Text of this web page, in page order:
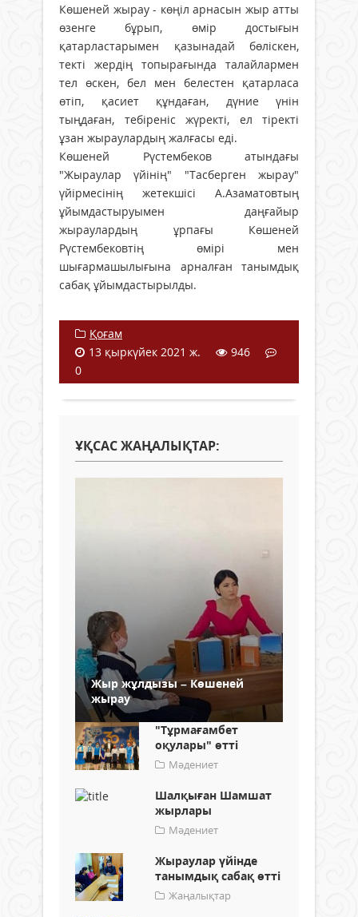
Көшеней жырау - көңіл арнасын жыр атты
өзенге бұрып, өмір достығын
қатарластарымен қазынадай бөліскен,
текті жердің топырағында талайлармен
тел өскен, бел мен белестен қатарласа
өтіп, қасиет құндаған, дүние үнін
тыңдаған, тебіреніс жүректі, ел тіректі
ұзан жыраулардың жалғасы еді.
Көшеней Рүстембеков атындағы
"Жыраулар үйінің" "Тасберген жырау"
үйірмесінің жетекшісі А.Азаматовтың
ұйымдастыруымен даңғайыр
жыраулардың ұрпағы Көшеней
Рүстембековтің өмірі мен
шығармашылығына арналған танымдық
сабақ ұйымдастырылды.
Қоғам
13 қыркүйек 2021 ж.
946
0
ҰҚСАС ЖАҢАЛЫҚТАР:
Жыр жұлдызы – Көшеней
жырау
"Тұрмағамбет
оқулары" өтті
Мәдениет
Шалқыған Шамшат
жырлары
Мәдениет
Жыраулар үйінде
танымдық сабақ өтті
Жаңалықтар